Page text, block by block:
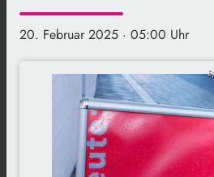
20. Februar 2025 · 05:00 Uhr